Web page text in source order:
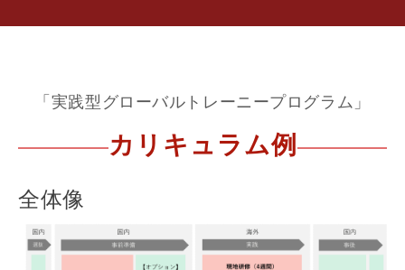
「実践型グローバルトレーニープログラム」
カリキュラム例
全体像